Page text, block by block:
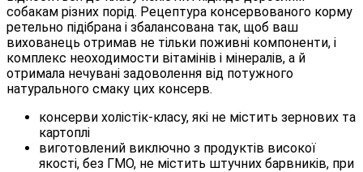
собакам різних порід. Рецептура консервованого корму
ретельно підібрана і збалансована так, щоб ваш
вихованець отримав не тільки поживні компоненти, і
комплекс неоходимости вітамінів і мінералів, а й
отримала нечувані задоволення від потужного
натурального смаку цих консерв.
консерви холістік-класу, які не містить зернових та
картоплі
виготовлений виключно з продуктів високої
якості, без ГМО, не містить штучних барвників, при